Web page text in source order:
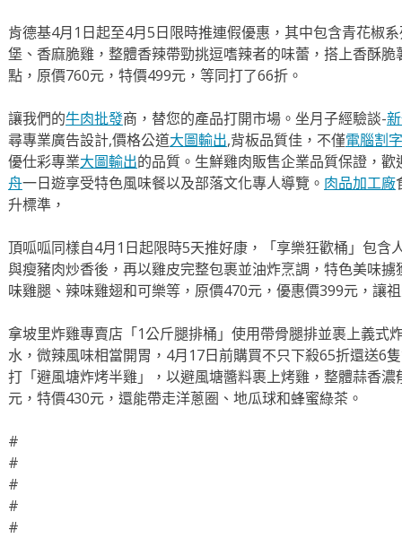
肯德基4月1日起至4月5日限時推連假優惠，其中包含青花椒
堡、香麻脆雞，整體香辣帶勁挑逗嗜辣者的味蕾，搭上香酥
點，原價760元，特價499元，等同打了66折。
讓我們的牛肉批發商，替您的產品打開市場。坐月子經驗談-
尋專業廣告設計,價格公道大圖輸出,背板品質佳，不僅電腦割字
優仕彩專業大圖輸出的品質。生鮮雞肉販售企業品質保證，歡
舟一日遊享受特色風味餐以及部落文化專人導覽。 肉品加工廠
升標準，
頂呱呱同樣自4月1日起限時5天推好康，「享樂狂歡桶」包含
與瘦豬肉炒香後，再以雞皮完整包裹並油炸烹調，特色美味
味雞腿、辣味雞翅和可樂等，原價470元，優惠價399元，讓
拿坡里炸雞專賣店「1公斤腿排桶」使用帶骨腿排並裹上義式
水，微辣風味相當開胃，4月17日前購買不只下殺65折還送6
打「避風塘炸烤半雞」，以避風塘醬料裹上烤雞，整體蒜香
元，特價430元，還能帶走洋蔥圈、地瓜球和蜂蜜綠茶。
#
#
#
#
#